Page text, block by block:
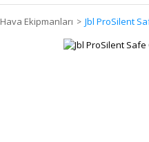
Hava Ekipmanları Jbl ProSilent